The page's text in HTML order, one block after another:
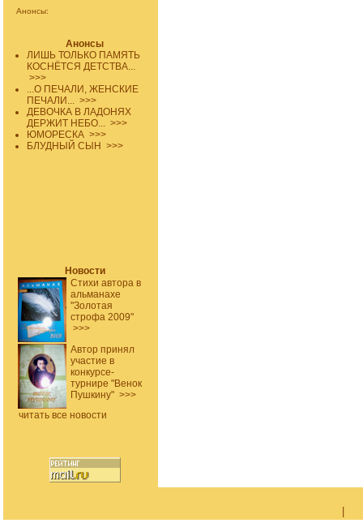
Анонсы:
Анонсы
ЛИШЬ ТОЛЬКО ПАМЯТЬ
КОСНЁТСЯ ДЕТСТВА...
>>>
...О ПЕЧАЛИ, ЖЕНСКИЕ
ПЕЧАЛИ... >>>
ДЕВОЧКА В ЛАДОНЯХ
ДЕРЖИТ НЕБО... >>>
ЮМОРЕСКА >>>
БЛУДНЫЙ СЫН >>>
Новости
Стихи автора в
альманахе
"Золотая
строфа 2009"
>>>
Автор принял
участие в
конкурсе-
турнире "Венок
Пушкину" >>>
читать все новости